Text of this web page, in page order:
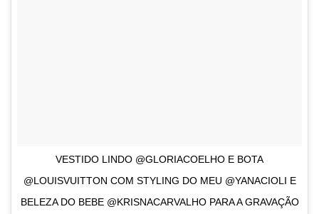
VESTIDO LINDO @GLORIACOELHO E BOTA
@LOUISVUITTON COM STYLING DO MEU @YANACIOLI E
BELEZA DO BEBE @KRISNACARVALHO PARA A GRAVAÇÃO